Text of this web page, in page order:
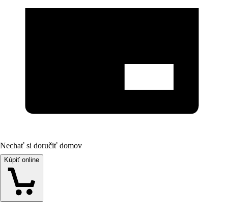
Nechať si doručiť domov
Kúpiť online